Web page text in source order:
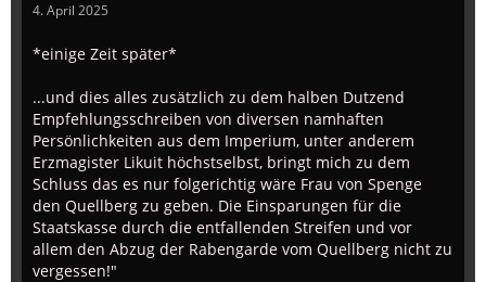
4. April 2025
*einige Zeit später*
...und dies alles zusätzlich zu dem halben Dutzend
Empfehlungsschreiben von diversen namhaften
Persönlichkeiten aus dem Imperium, unter anderem
Erzmagister Likuit höchstselbst, bringt mich zu dem
Schluss das es nur folgerichtig wäre Frau von Spenge
den Quellberg zu geben. Die Einsparungen für die
Staatskasse durch die entfallenden Streifen und vor
allem den Abzug der Rabengarde vom Quellberg nicht zu
vergessen!"